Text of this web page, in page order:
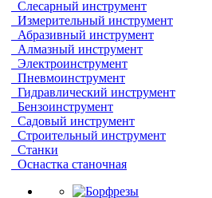
Слесарный инструмент
Измерительный инструмент
Абразивный инструмент
Алмазный инструмент
Электроинструмент
Пневмоинструмент
Гидравлический инструмент
Бензоинструмент
Садовый инструмент
Строительный инструмент
Станки
Оснастка станочная